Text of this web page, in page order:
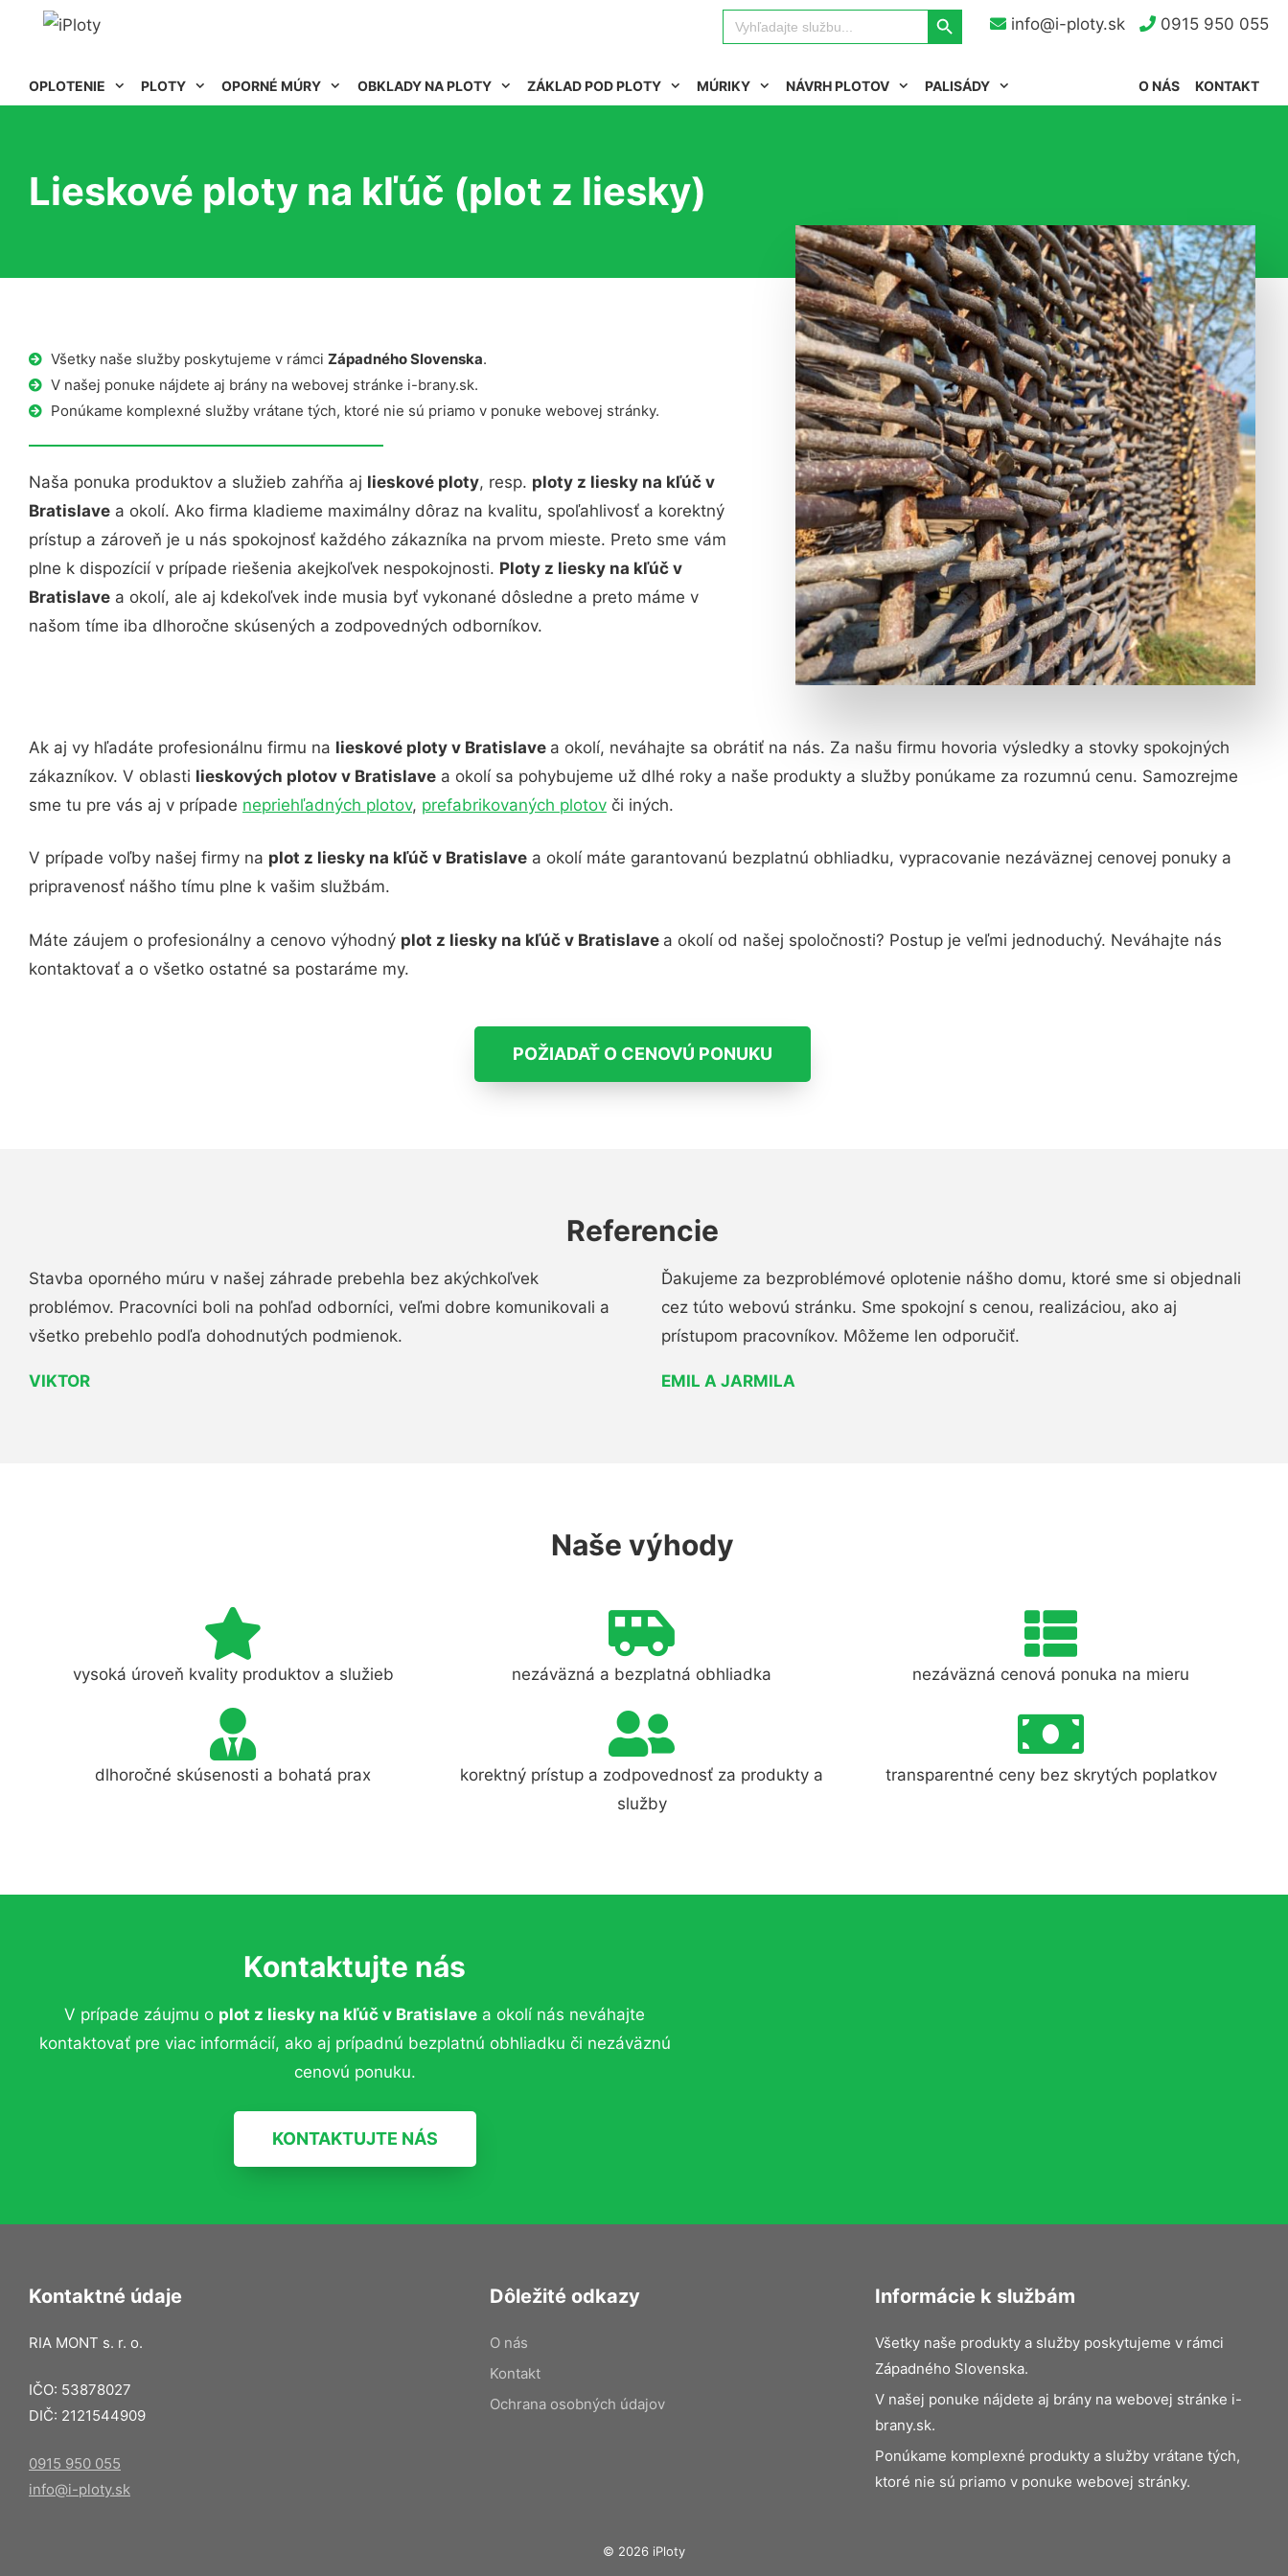
info@i-ploty.sk 0915 950 055
Search
for:
Search Button
OPLOTENIE PLOTY OPORNÉ MÚRY OBKLADY NA PLOTY ZÁKLAD POD PLOTY MÚRIKY NÁVRH PLOTOV PALISÁDY KONTAKT
O NÁS
Lieskové ploty na kľúč (plot z liesky)
Všetky naše služby poskytujeme v rámci Západného Slovenska.
V našej ponuke nájdete aj brány na webovej stránke i-brany.sk.
Ponúkame komplexné služby vrátane tých, ktoré nie sú priamo v ponuke webovej stránky.
Naša ponuka produktov a služieb zahŕňa aj lieskové ploty, resp. ploty z liesky na kľúč v
Bratislave a okolí. Ako firma kladieme maximálny dôraz na kvalitu, spoľahlivosť a korektný
prístup a zároveň je u nás spokojnosť každého zákazníka na prvom mieste. Preto sme vám
plne k dispozícií v prípade riešenia akejkoľvek nespokojnosti. Ploty z liesky na kľúč v
Bratislave a okolí, ale aj kdekoľvek inde musia byť vykonané dôsledne a preto máme v
našom tíme iba dlhoročne skúsených a zodpovedných odborníkov.
Ak aj vy hľadáte profesionálnu firmu na lieskové ploty v Bratislave a okolí, neváhajte sa obrátiť na nás. Za našu firmu hovoria výsledky a stovky spokojných
zákazníkov. V oblasti lieskových plotov v Bratislave a okolí sa pohybujeme už dlhé roky a naše produkty a služby ponúkame za rozumnú cenu. Samozrejme
sme tu pre vás aj v prípade nepriehľadných plotov, prefabrikovaných plotov či iných.
V prípade voľby našej firmy na plot z liesky na kľúč v Bratislave a okolí máte garantovanú bezplatnú obhliadku, vypracovanie nezáväznej cenovej ponuky a
pripravenosť nášho tímu plne k vašim službám.
Máte záujem o profesionálny a cenovo výhodný plot z liesky na kľúč v Bratislave a okolí od našej spoločnosti? Postup je veľmi jednoduchý. Neváhajte nás
kontaktovať a o všetko ostatné sa postaráme my.
POŽIADAŤ O CENOVÚ PONUKU
Referencie
Stavba oporného múru v našej záhrade prebehla bez akýchkoľvek
problémov. Pracovníci boli na pohľad odborníci, veľmi dobre komunikovali a
všetko prebehlo podľa dohodnutých podmienok.
VIKTOR
Ďakujeme za bezproblémové oplotenie nášho domu, ktoré sme si objednali
cez túto webovú stránku. Sme spokojní s cenou, realizáciou, ako aj
prístupom pracovníkov. Môžeme len odporučiť.
EMIL A JARMILA
Naše výhody
vysoká úroveň kvality produktov a služieb nezáväzná a bezplatná obhliadka nezáväzná cenová ponuka na mieru
dlhoročné skúsenosti a bohatá prax
korektný prístup a zodpovednosť za produkty a
služby
transparentné ceny bez skrytých poplatkov
Kontaktujte nás
V prípade záujmu o plot z liesky na kľúč v Bratislave a okolí nás neváhajte
kontaktovať pre viac informácií, ako aj prípadnú bezplatnú obhliadku či nezáväznú
cenovú ponuku.
KONTAKTUJTE NÁS
Kontaktné údaje
RIA MONT s. r. o.
IČO: 53878027
DIČ: 2121544909
0915 950 055
info@i-ploty.sk
Dôležité odkazy
O nás
Kontakt
Ochrana osobných údajov
Informácie k službám
Všetky naše produkty a služby poskytujeme v rámci
Západného Slovenska.
V našej ponuke nájdete aj brány na webovej stránke i-
brany.sk.
Ponúkame komplexné produkty a služby vrátane tých,
ktoré nie sú priamo v ponuke webovej stránky.
© 2026 iPloty